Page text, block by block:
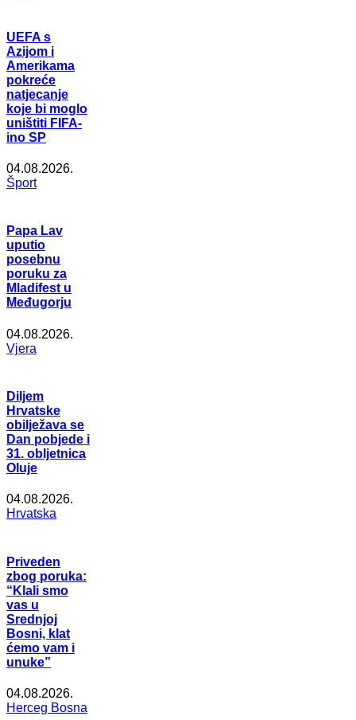
UEFA s
Azijom i
Amerikama
pokreće
natjecanje
koje bi moglo
uništiti FIFA-
ino SP
04.08.2026.
Šport
Papa Lav
uputio
posebnu
poruku za
Mladifest u
Međugorju
04.08.2026.
Vjera
Diljem
Hrvatske
obilježava se
Dan pobjede i
31. obljetnica
Oluje
04.08.2026.
Hrvatska
Priveden
zbog poruka:
“Klali smo
vas u
Srednjoj
Bosni, klat
ćemo vam i
unuke”
04.08.2026.
Herceg Bosna